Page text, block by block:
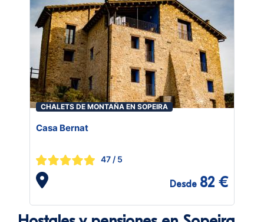
CHALETS DE MONTAÑA EN SOPEIRA
Casa Bernat
47 / 5
Desde 82 €